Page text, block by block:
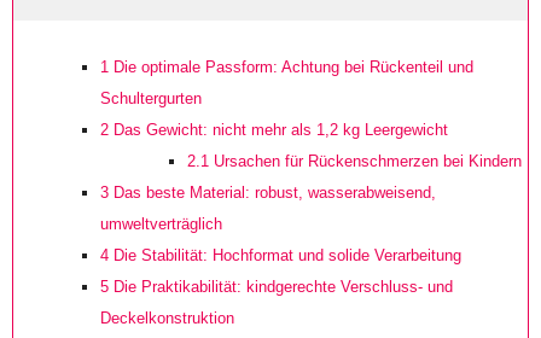
1 Die optimale Passform: Achtung bei Rückenteil und
Schultergurten
2 Das Gewicht: nicht mehr als 1,2 kg Leergewicht
2.1 Ursachen für Rückenschmerzen bei Kindern
3 Das beste Material: robust, wasserabweisend,
umweltverträglich
4 Die Stabilität: Hochformat und solide Verarbeitung
5 Die Praktikabilität: kindgerechte Verschluss- und
Deckelkonstruktion